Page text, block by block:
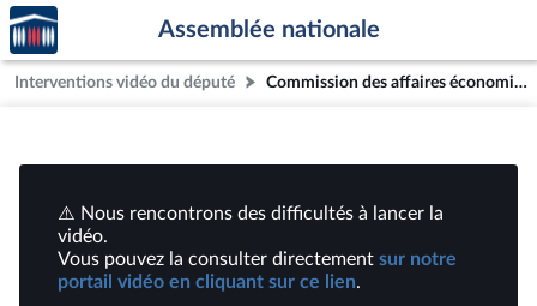
Aller au contenu
Aller en bas de la page
Accèder
à la
page
d'accueil
Assemblée nationale
Interventions vidéo du député Commission des affaires économiques : M. Guillaume Kasbarian, ministre délégué chargé du logement | Vidéos
⚠️ Nous rencontrons des difficultés à lancer la
vidéo.
Vous pouvez la consulter directement sur notre
portail vidéo en cliquant sur ce lien.